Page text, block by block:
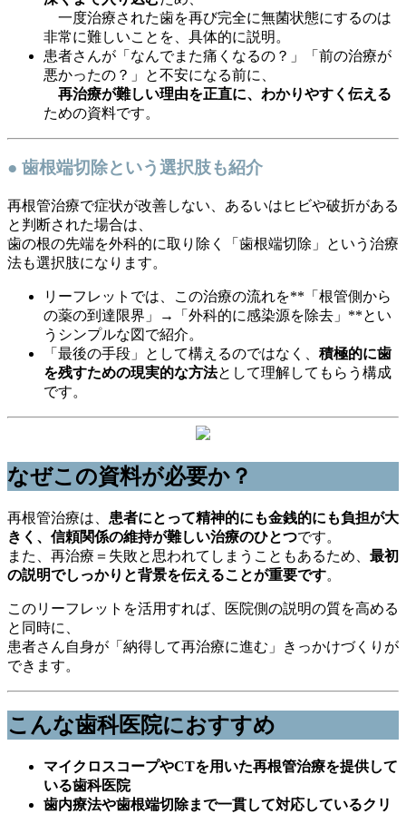
一度治療された歯を再び完全に無菌状態にするのは
非常に難しいことを、具体的に説明。
患者さんが「なんでまた痛くなるの？」「前の治療が
悪かったの？」と不安になる前に、
再治療が難しい理由を正直に、わかりやすく伝える
ための資料です。
● 歯根端切除という選択肢も紹介
再根管治療で症状が改善しない、あるいはヒビや破折がある
と判断された場合は、
歯の根の先端を外科的に取り除く「歯根端切除」という治療
法も選択肢になります。
リーフレットでは、この治療の流れを**「根管側から
の薬の到達限界」→「外科的に感染源を除去」**とい
うシンプルな図で紹介。
「最後の手段」として構えるのではなく、 積極的に歯
を残すための現実的な方法として理解してもらう構成
です。
なぜこの資料が必要か？
再根管治療は、 患者にとって精神的にも金銭的にも負担が大
きく、信頼関係の維持が難しい治療のひとつです。
また、再治療＝失敗と思われてしまうこともあるため、 最初
の説明でしっかりと背景を伝えることが重要です。
このリーフレットを活用すれば、医院側の説明の質を高める
と同時に、
患者さん自身が「納得して再治療に進む」きっかけづくりが
できます。
こんな歯科医院におすすめ
マイクロスコープやCTを用いた再根管治療を提供して
いる歯科医院
歯内療法や歯根端切除まで一貫して対応しているクリ